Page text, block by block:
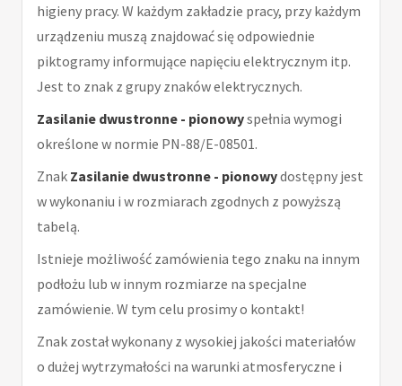
higieny pracy. W każdym zakładzie pracy, przy każdym
urządzeniu muszą znajdować się odpowiednie
piktogramy informujące napięciu elektrycznym itp.
Jest to znak z grupy znaków elektrycznych.
Zasilanie dwustronne - pionowyspełnia wymogi
określone w normie PN-88/E-08501.
Znak Zasilanie dwustronne - pionowydostępny jest
w wykonaniu i w rozmiarach zgodnych z powyższą
tabelą.
Istnieje możliwość zamówienia tego znaku na innym
podłożu lub w innym rozmiarze na specjalne
zamówienie. W tym celu prosimy o kontakt!
Znak został wykonany z wysokiej jakości materiałów
o dużej wytrzymałości na warunki atmosferyczne i